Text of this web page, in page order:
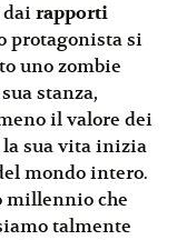
dairapporti
protagonista si
uno zombie
stanza,
il valore dei
sua vita inizia
mondo intero.
millennio che
talmente